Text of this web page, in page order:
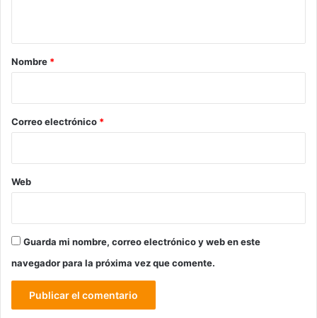
r
*
Nombre *
Correo electrónico *
Web
Guarda mi nombre, correo electrónico y web en este
navegador para la próxima vez que comente.